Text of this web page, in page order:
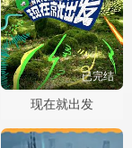
已完结
现在就出发